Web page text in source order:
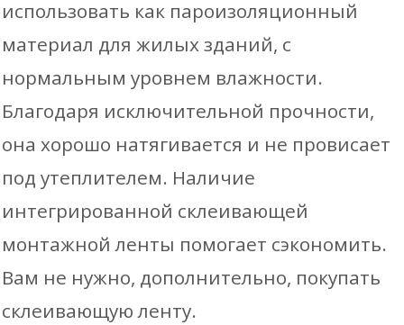
использовать как пароизоляционный
материал для жилых зданий, с
нормальным уровнем влажности.
Благодаря исключительной прочности,
она хорошо натягивается и не провисает
под утеплителем. Наличие
интегрированной склеивающей
монтажной ленты помогает сэкономить.
Вам не нужно, дополнительно, покупать
склеивающую ленту.